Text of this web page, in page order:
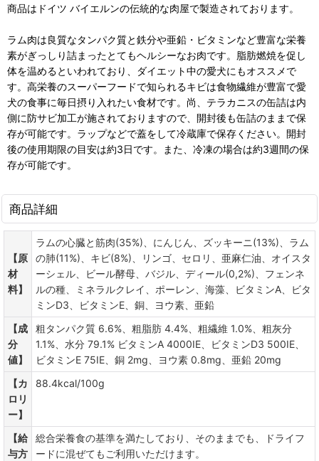
商品はドイツ バイエルンの伝統的な肉屋で製造されております。
ラム肉は良質なタンパク質と鉄分や亜鉛・ビタミンなど豊富な栄養
素がぎっしり詰まったとてもヘルシーなお肉です。脂肪燃焼を促し
体を温めるといわれており、ダイエット中の愛犬にもオススメで
す。高栄養のスーパーフードで知られるキビは食物繊維が豊富で愛
犬の食事に毎日摂り入れたい食材です。尚、テラカニスの缶詰は内
側に防サビ加工が施されておりますので、開封後も缶詰のままで保
存が可能です。ラップなどで蓋をして冷蔵庫で保存ください。開封
後の使用期限の目安は約3日です。また、冷凍の場合は約3週間の保
存が可能です。
商品詳細
【原
材
料】
ラムの心臓と筋肉(35%)、にんじん、ズッキーニ(13%)、ラム
の肺(11%)、キビ(8%)、リンゴ、セロリ、亜麻仁油、オイスタ
ーシェル、ビール酵母、バジル、ディール(0,2%)、フェンネ
ルの種、ミネラルクレイ、ポーレン、海藻、ビタミンA、ビタ
ミンD3、ビタミンE、銅、ヨウ素、亜鉛
【成
分
値】
粗タンパク質 6.6%、粗脂肪 4.4%、粗繊維 1.0%、粗灰分
1.1%、水分 79.1% ビタミンA 4000IE、ビタミンD3 500IE、
ビタミンE 75IE、銅 2mg、ヨウ素 0.8mg、亜鉛 20mg
【カ
ロリ
ー】
88.4kcal/100g
【給
与方
総合栄養食の基準を満たしており、そのままでも、ドライフ
ードに混ぜてもご利用いただけます。